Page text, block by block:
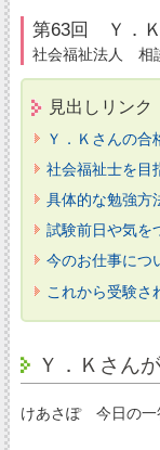
第63回 Ｙ．
社会福祉法人 相
見出しリンク
Ｙ．Ｋさんの合
社会福祉士を目
具体的な勉強方
試験前日や気を
今のお仕事につ
これから受験さ
Ｙ．Ｋさん
けあさぽ 今日の一